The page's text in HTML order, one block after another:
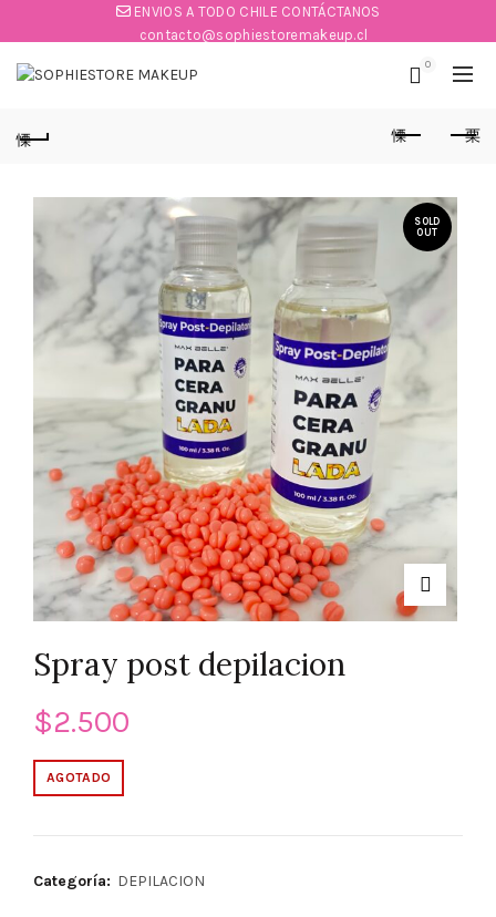
ENVIOS A TODO CHILE CONTÁCTANOS
contacto@sophiestoremakeup.cl
0
SOLD
OUT
Spray post depilacion
$2.500
AGOTADO
Categoría: DEPILACION